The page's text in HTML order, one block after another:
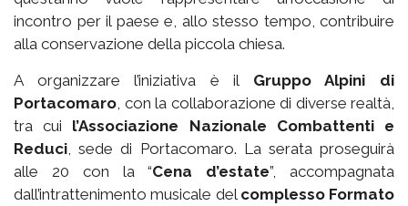
incontro per il paese e, allo stesso tempo, contribuire
alla conservazione della piccola chiesa.
A organizzare l’iniziativa è il Gruppo Alpini di
Portacomaro , con la collaborazione di diverse realtà,
tra cui l’Associazione Nazionale Combattenti e
Reduci , sede di Portacomaro. La serata proseguirà
alle 20 con la “Cena d’estate”, accompagnata
dall’intrattenimento musicale del complesso Formato